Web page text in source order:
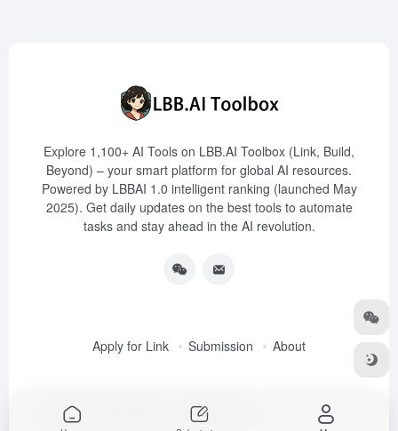
Explore 1,100+ AI Tools on LBB.AI Toolbox (Link, Build,
Beyond) – your smart platform for global AI resources.
Powered by LBBAI 1.0 intelligent ranking (launched May
2025). Get daily updates on the best tools to automate
tasks and stay ahead in the AI revolution.
Apply for Link Submission About
Copyright © 2025 LBB.AI (Link, Build, Beyond)